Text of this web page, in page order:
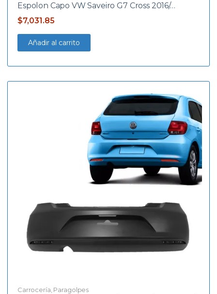
Espolon Capo VW Saveiro G7 Cross 2016/…
$7,031.85
Añadir al carrito
Carrocería Paragolpes